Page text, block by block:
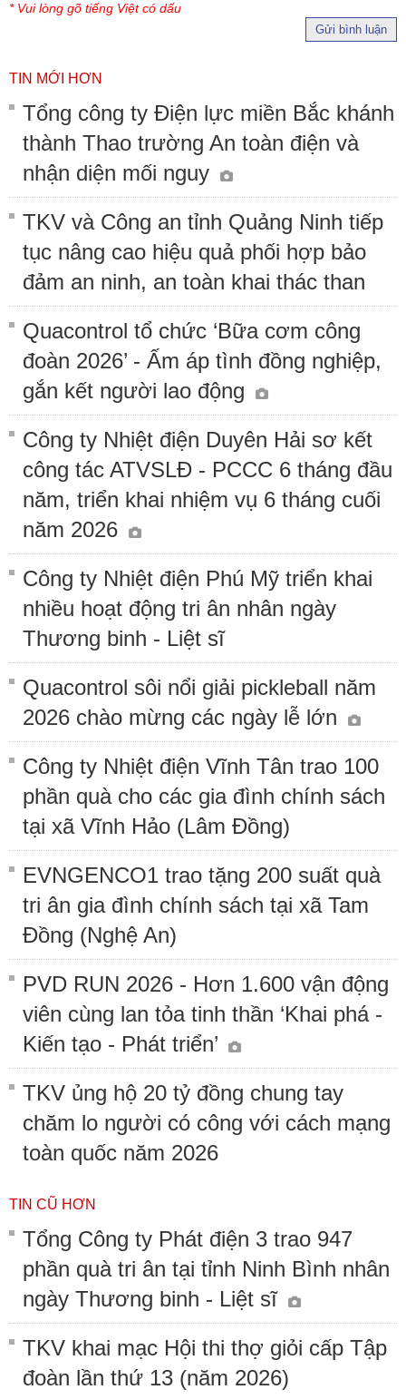
* Vui lòng gõ tiếng Việt có dấu
Gửi bình luận
TIN MỚI HƠN
Tổng công ty Điện lực miền Bắc khánh
thành Thao trường An toàn điện và
nhận diện mối nguy
TKV và Công an tỉnh Quảng Ninh tiếp
tục nâng cao hiệu quả phối hợp bảo
đảm an ninh, an toàn khai thác than
Quacontrol tổ chức ‘Bữa cơm công
đoàn 2026’ - Ấm áp tình đồng nghiệp,
gắn kết người lao động
Công ty Nhiệt điện Duyên Hải sơ kết
công tác ATVSLĐ - PCCC 6 tháng đầu
năm, triển khai nhiệm vụ 6 tháng cuối
năm 2026
Công ty Nhiệt điện Phú Mỹ triển khai
nhiều hoạt động tri ân nhân ngày
Thương binh - Liệt sĩ
Quacontrol sôi nổi giải pickleball năm
2026 chào mừng các ngày lễ lớn
Công ty Nhiệt điện Vĩnh Tân trao 100
phần quà cho các gia đình chính sách
tại xã Vĩnh Hảo (Lâm Đồng)
EVNGENCO1 trao tặng 200 suất quà
tri ân gia đình chính sách tại xã Tam
Đồng (Nghệ An)
PVD RUN 2026 - Hơn 1.600 vận động
viên cùng lan tỏa tinh thần ‘Khai phá -
Kiến tạo - Phát triển’
TKV ủng hộ 20 tỷ đồng chung tay
chăm lo người có công với cách mạng
toàn quốc năm 2026
TIN CŨ HƠN
Tổng Công ty Phát điện 3 trao 947
phần quà tri ân tại tỉnh Ninh Bình nhân
ngày Thương binh - Liệt sĩ
TKV khai mạc Hội thi thợ giỏi cấp Tập
đoàn lần thứ 13 (năm 2026)